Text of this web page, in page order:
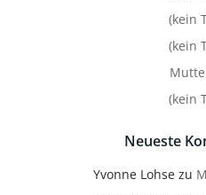
(kein
(kein
(kein
Neueste
Yvonne Lohsezu